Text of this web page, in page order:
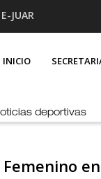
JUAR
INICIO
deportivas